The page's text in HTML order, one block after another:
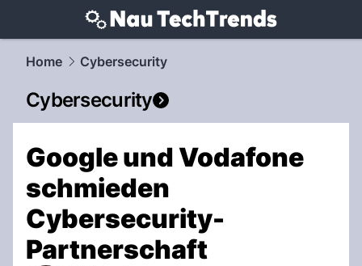
techtrends.NAU.ch
Home Cybersecurity
Cybersecurity
Google und Vodafone
schmieden
Cybersecurity-
Partnerschaft